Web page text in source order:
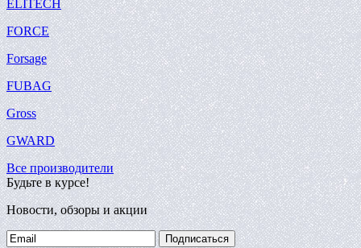
ELITECH
FORCE
Forsage
FUBAG
Gross
GWARD
Все производители
Будьте в курсе!
Новости, обзоры и акции
Подписаться